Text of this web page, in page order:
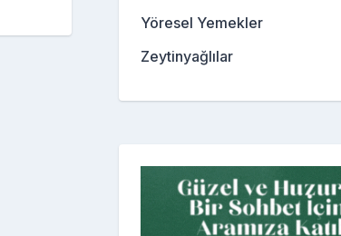
Yöresel Yemekler
Zeytinyağlılar